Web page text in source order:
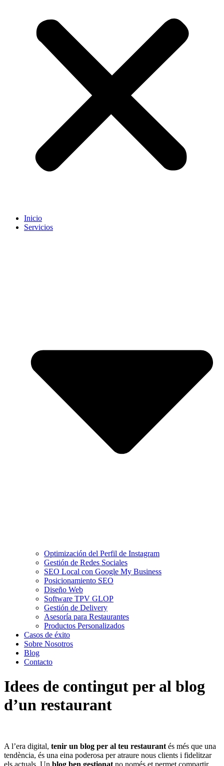
Inicio
Servicios
Optimización del Perfil de Instagram
Gestión de Redes Sociales
SEO Local con Google My Business
Posicionamiento SEO
Diseño Web
Software TPV GLOP
Gestión de Delivery
Asesoría para Restaurantes
Productos Personalizados
Casos de éxito
Sobre Nosotros
Blog
Contacto
Idees de contingut per al blog
d’un restaurant
A l’era digital, tenir un blog per al teu restaurantés més que una
tendència, és una eina poderosa per atraure nous clients i fidelitzar